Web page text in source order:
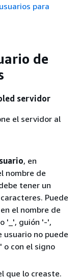
para
de
servidor
el servidor al
, en
nombre de
tener un
Puede
el nombre de
'_', guión '-',
usuario no puede
o con el signo
que lo creaste.